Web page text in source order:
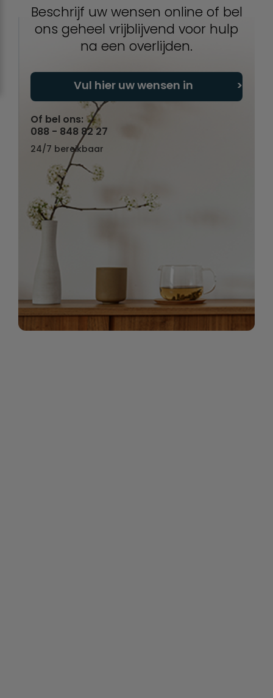
Beschrijf uw wensen online of bel
ons geheel vrijblijvend voor hulp
na een overlijden.
Vul hier uw wensen in
Of bel ons:
088 - 848 82 27
24/7 bereikbaar